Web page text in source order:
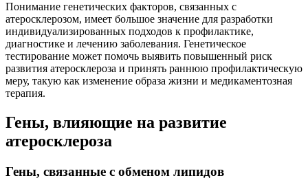
Понимание генетических факторов, связанных с
атеросклерозом, имеет большое значение для разработки
индивидуализированных подходов к профилактике,
диагностике и лечению заболевания. Генетическое
тестирование может помочь выявить повышенный риск
развития атеросклероза и принять раннюю профилактическую
меру, такую как изменение образа жизни и медикаментозная
терапия.
Гены, влияющие на развитие
атеросклероза
Гены, связанные с обменом липидов